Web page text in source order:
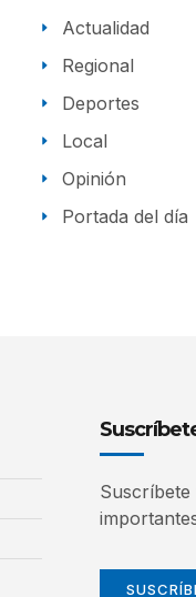
Actualidad
Regional
Deportes
Local
Opinión
Portada del día
Suscríbete